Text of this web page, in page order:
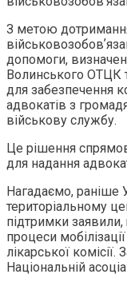
З метою
допомоги,
Волинського ОТЦК
для забезпечення
адвокатів з
військову службу.
Це рішення
для надання
Нагадаємо, раніше
територіальному
підтримки
процеси
лікарської
Національній